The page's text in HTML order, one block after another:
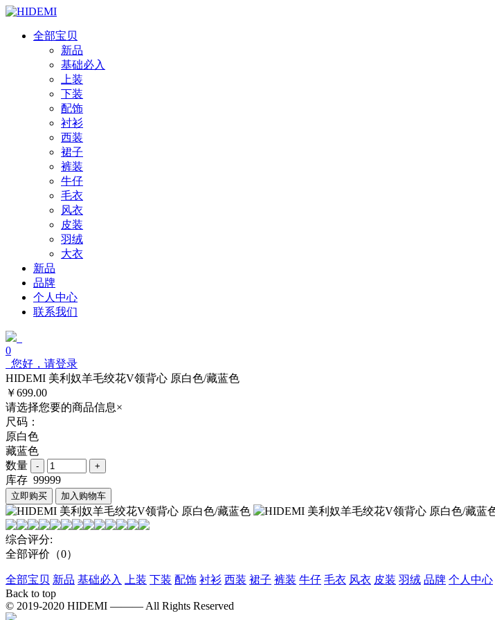
全部宝贝
新品
基础必入
上装
下装
配饰
衬衫
西装
裙子
裤装
牛仔
毛衣
风衣
皮装
羽绒
大衣
新品
品牌
个人中心
联系我们
0
您好，请登录
HIDEMI 美利奴羊毛绞花V领背心 原白色/藏蓝色
￥699.00
请选择您要的商品信息×
尺码：
原白色
藏蓝色
数量
库存 99999
立即购买 加入购物车
综合评分:
全部评价 （0）
全部宝贝 新品 基础必入 上装 下装 配饰 衬衫 西装 裙子 裤装 牛仔 毛衣 风衣 皮装 羽绒 品牌 个人中心
Back to top
© 2019-2020 HIDEMI ——— All Rights Reserved